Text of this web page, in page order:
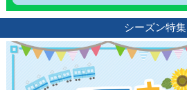
シーズン特集